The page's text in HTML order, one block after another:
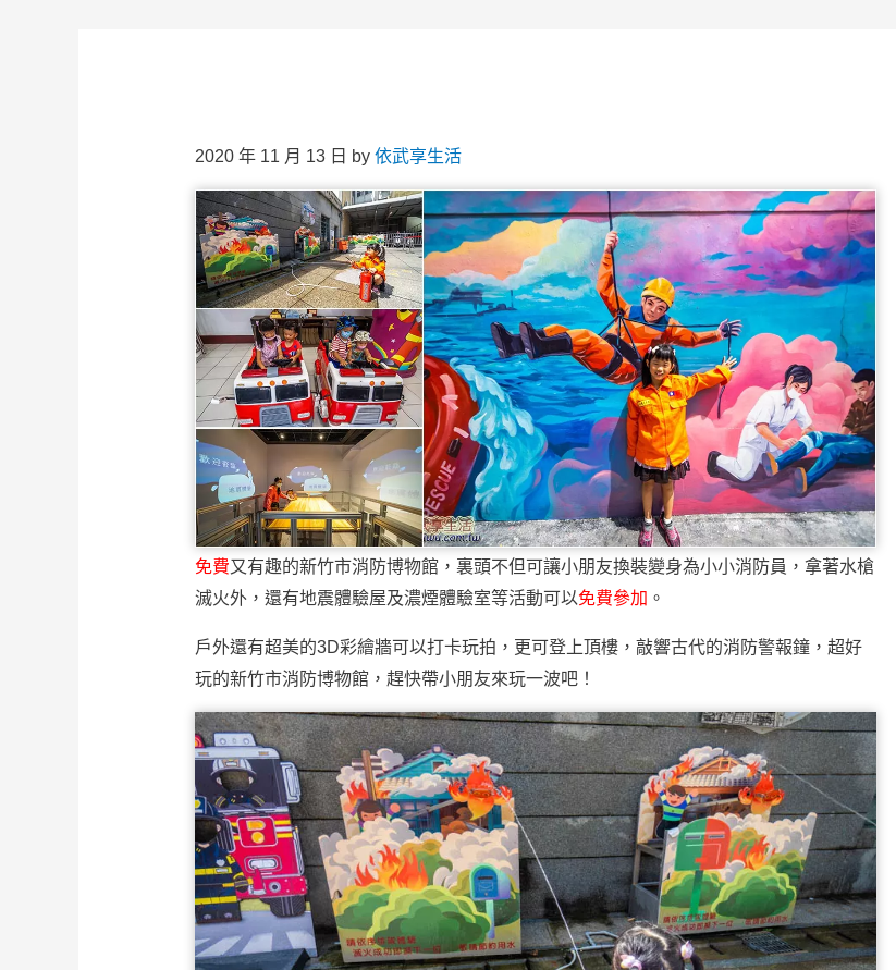
2020 年 11 月 13 日 by 依武享生活
免費又有趣的新竹市消防博物館，裏頭不但可讓小朋友換裝變身為小小消防員，拿著水槍
滅火外，還有地震體驗屋及濃煙體驗室等活動可以免費參加 。
戶外還有超美的3D彩繪牆可以打卡玩拍，更可登上頂樓，敲響古代的消防警報鐘，超好
玩的新竹市消防博物館，趕快帶小朋友來玩一波吧！